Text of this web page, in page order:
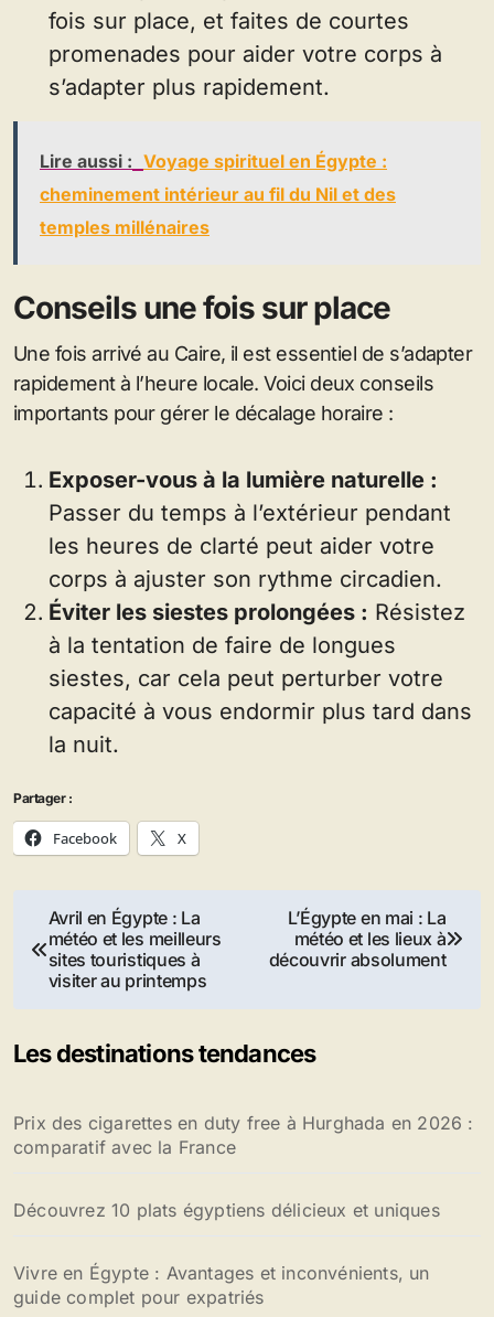
fois sur place, et faites de courtes
promenades pour aider votre corps à
s’adapter plus rapidement.
Lire aussi : Voyage spirituel en Égypte :
cheminement intérieur au fil du Nil et des
temples millénaires
Conseils une fois sur place
Une fois arrivé au Caire, il est essentiel de s’adapter
rapidement à l’heure locale. Voici deux conseils
importants pour gérer le décalage horaire :
Exposer-vous à la lumière naturelle :
Passer du temps à l’extérieur pendant
les heures de clarté peut aider votre
corps à ajuster son rythme circadien.
Éviter les siestes prolongées : Résistez
à la tentation de faire de longues
siestes, car cela peut perturber votre
capacité à vous endormir plus tard dans
la nuit.
Partager :
Facebook X
Navigation
de
Avril en Égypte : La
météo et les meilleurs
sites touristiques à
visiter au printemps
L’Égypte en mai : La
météo et les lieux à
découvrir absolument
Les destinations tendances
Prix des cigarettes en duty free à Hurghada en 2026 :
comparatif avec la France
Découvrez 10 plats égyptiens délicieux et uniques
Vivre en Égypte : Avantages et inconvénients, un
guide complet pour expatriés